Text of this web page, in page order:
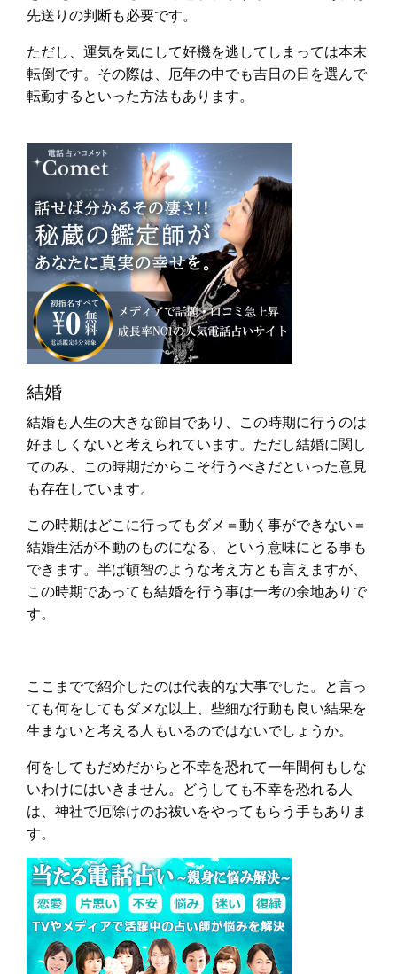
先送りの判断も必要です。
ただし、運気を気にして好機を逃してしまっては本末
転倒です。その際は、厄年の中でも吉日の日を選んで
転勤するといった方法もあります。
結婚
結婚も人生の大きな節目であり、この時期に行うのは
好ましくないと考えられています。ただし結婚に関し
てのみ、この時期だからこそ行うべきだといった意見
も存在しています。
この時期はどこに行ってもダメ＝動く事ができない＝
結婚生活が不動のものになる、という意味にとる事も
できます。半ば頓智のような考え方とも言えますが、
この時期であっても結婚を行う事は一考の余地ありで
す。
ここまでで紹介したのは代表的な大事でした。と言っ
ても何をしてもダメな以上、些細な行動も良い結果を
生まないと考える人もいるのではないでしょうか。
何をしてもだめだからと不幸を恐れて一年間何もしな
いわけにはいきません。どうしても不幸を恐れる人
は、神社で厄除けのお祓いをやってもらう手もありま
す。